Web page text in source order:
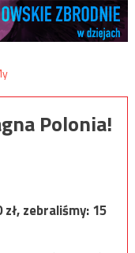
Polonia!
zł, zebraliśmy:15